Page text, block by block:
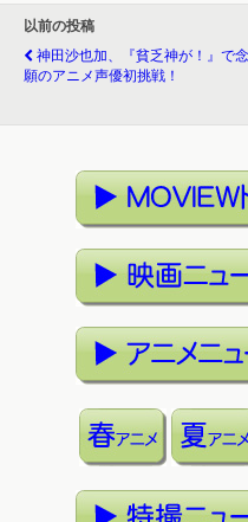
以前の投稿
神田沙也加、『貧乏神が！』で念
願のアニメ声優初挑戦！